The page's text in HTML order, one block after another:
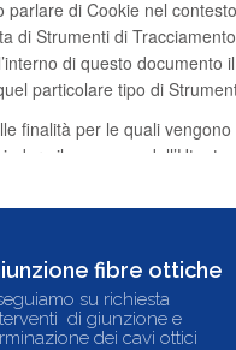
fibre ottiche
su richiesta
di giunzione e
dei cavi ottici